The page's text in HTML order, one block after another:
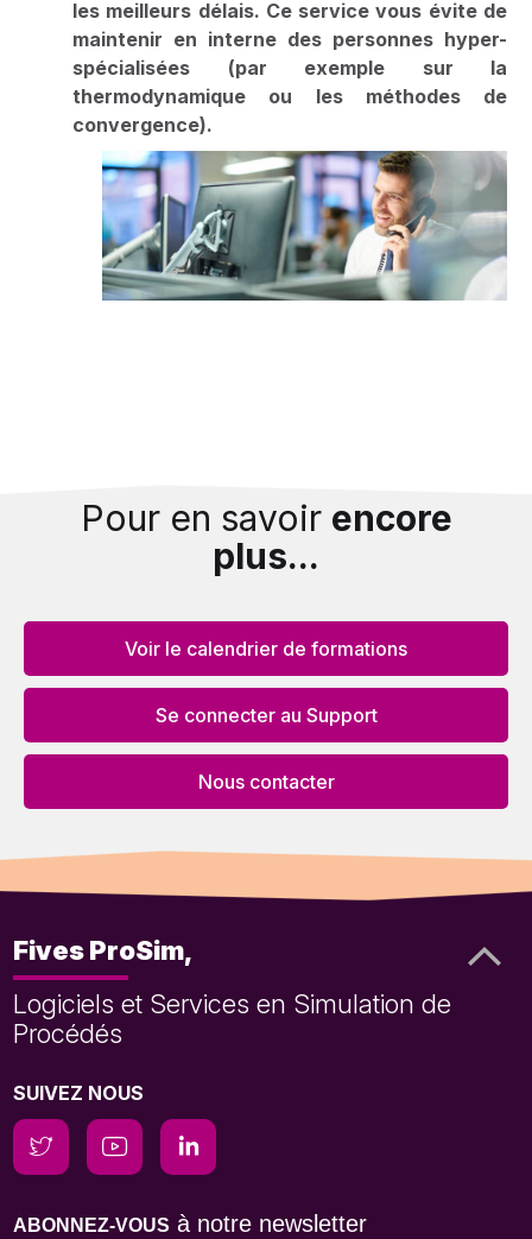
les meilleurs délais. Ce service vous évite de
maintenir en interne des personnes hyper-
spécialisées (par exemple sur la
thermodynamique ou les méthodes de
convergence).
Pour en savoir encore
plus...
Voir le calendrier de formations
Se connecter au Support
Nous contacter
Fives ProSim,
Logiciels et Services en Simulation de
Procédés
SUIVEZ NOUS
ABONNEZ-VOUS à notre newsletter